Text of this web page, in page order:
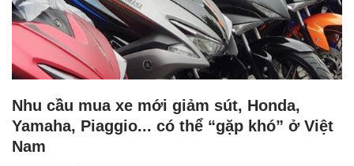
Nhu cầu mua xe mới giảm sút, Honda,
Yamaha, Piaggio... có thể “gặp khó” ở Việt
Nam